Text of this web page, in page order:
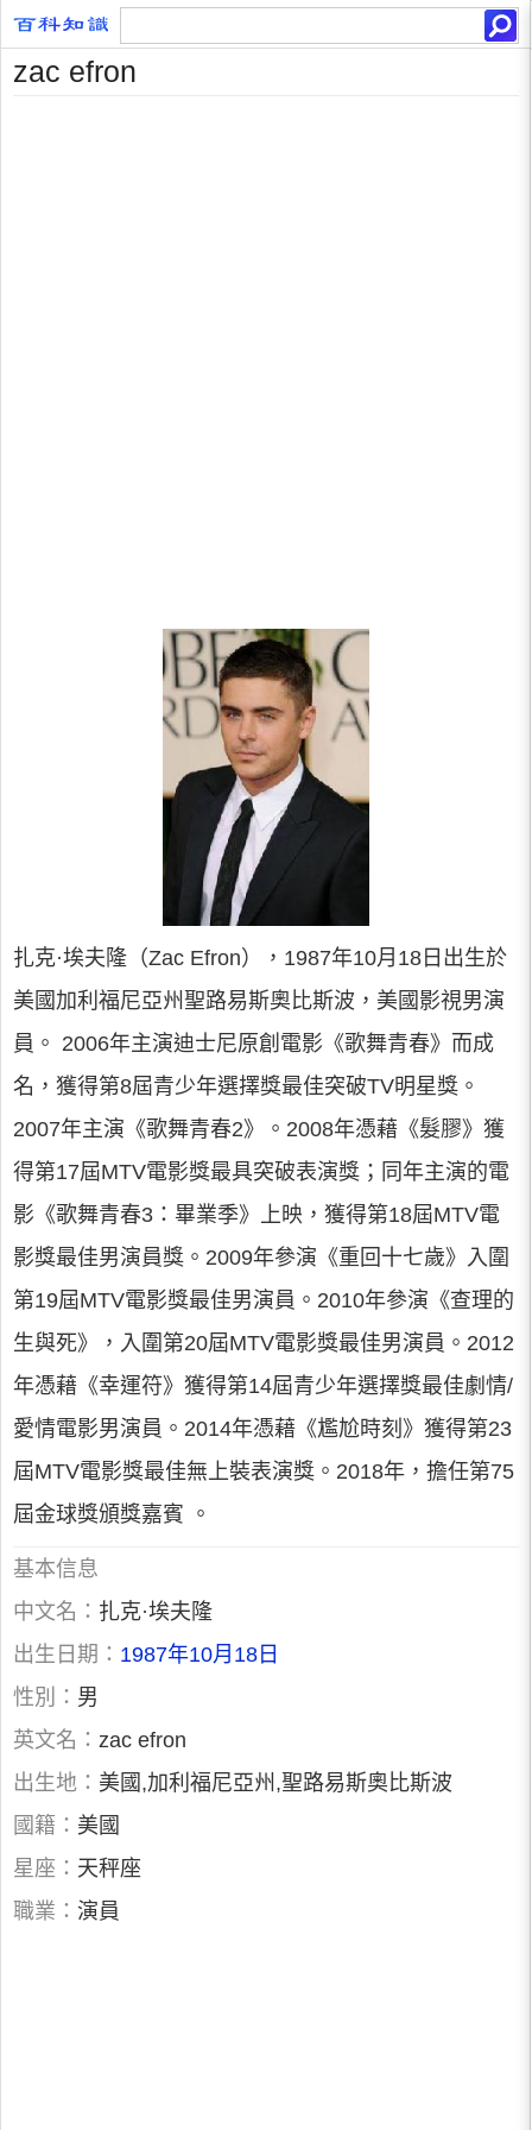
zac efron
扎克·埃夫隆（Zac Efron），1987年10月18日出生於
美國加利福尼亞州聖路易斯奧比斯波，美國影視男演
員。 2006年主演迪士尼原創電影《歌舞青春》而成
名，獲得第8屆青少年選擇獎最佳突破TV明星獎。
2007年主演《歌舞青春2》。2008年憑藉《髮膠》獲
得第17屆MTV電影獎最具突破表演獎；同年主演的電
影《歌舞青春3：畢業季》上映，獲得第18屆MTV電
影獎最佳男演員獎。2009年參演《重回十七歲》入圍
第19屆MTV電影獎最佳男演員。2010年參演《查理的
生與死》，入圍第20屆MTV電影獎最佳男演員。2012
年憑藉《幸運符》獲得第14屆青少年選擇獎最佳劇情/
愛情電影男演員。2014年憑藉《尷尬時刻》獲得第23
屆MTV電影獎最佳無上裝表演獎。2018年，擔任第75
屆金球獎頒獎嘉賓 。
基本信息
中文名： 扎克·埃夫隆
出生日期： 1987年10月18日
性別： 男
英文名： zac efron
出生地： 美國,加利福尼亞州,聖路易斯奧比斯波
國籍： 美國
星座： 天秤座
職業： 演員